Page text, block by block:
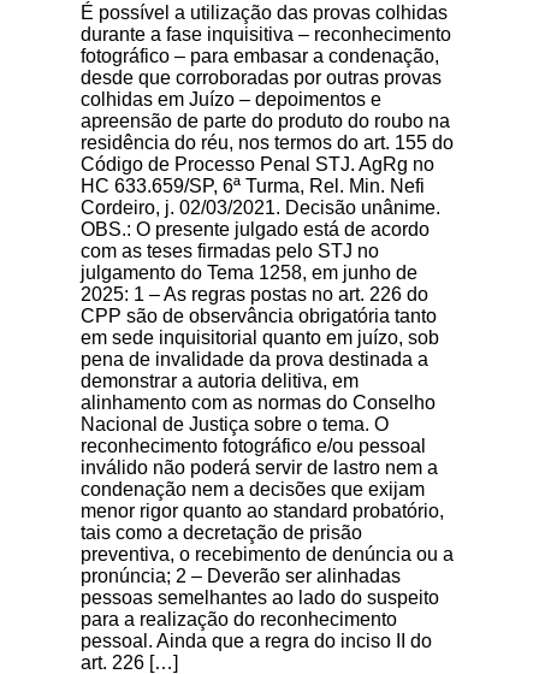
É possível a utilização das provas colhidas
durante a fase inquisitiva – reconhecimento
fotográfico – para embasar a condenação,
desde que corroboradas por outras provas
colhidas em Juízo – depoimentos e
apreensão de parte do produto do roubo na
residência do réu, nos termos do art. 155 do
Código de Processo Penal STJ. AgRg no
HC 633.659/SP, 6ª Turma, Rel. Min. Nefi
Cordeiro, j. 02/03/2021. Decisão unânime.
OBS.: O presente julgado está de acordo
com as teses firmadas pelo STJ no
julgamento do Tema 1258, em junho de
2025: 1 – As regras postas no art. 226 do
CPP são de observância obrigatória tanto
em sede inquisitorial quanto em juízo, sob
pena de invalidade da prova destinada a
demonstrar a autoria delitiva, em
alinhamento com as normas do Conselho
Nacional de Justiça sobre o tema. O
reconhecimento fotográfico e/ou pessoal
inválido não poderá servir de lastro nem a
condenação nem a decisões que exijam
menor rigor quanto ao standard probatório,
tais como a decretação de prisão
preventiva, o recebimento de denúncia ou a
pronúncia; 2 – Deverão ser alinhadas
pessoas semelhantes ao lado do suspeito
para a realização do reconhecimento
pessoal. Ainda que a regra do inciso II do
art. 226 […]